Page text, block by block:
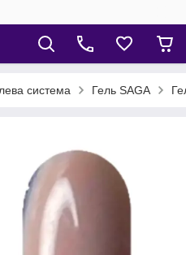
система Гель SAGA